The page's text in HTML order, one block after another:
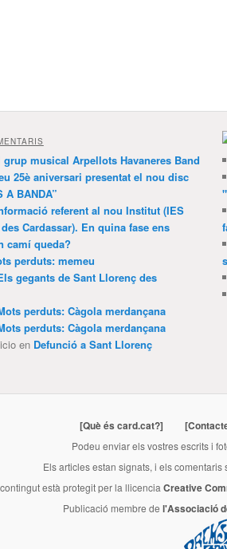
grup musical Arpellots Havaneres Band
25è aniversari presentat el nou disc
A BANDA”
referent al nou Institut (IES
Cardassar). En quina fase ens
camí queda?
perduts: memeu
gegants de Sant Llorenç des
perduts: Càgola merdançana
perduts: Càgola merdançana
en Defunció a Sant Llorenç
[Què és card.cat?]
Podeu enviar els vostres escrits i
Els articles estan signats, i els
està protegit per la llicencia Creative
Publicació membre de l'Associació